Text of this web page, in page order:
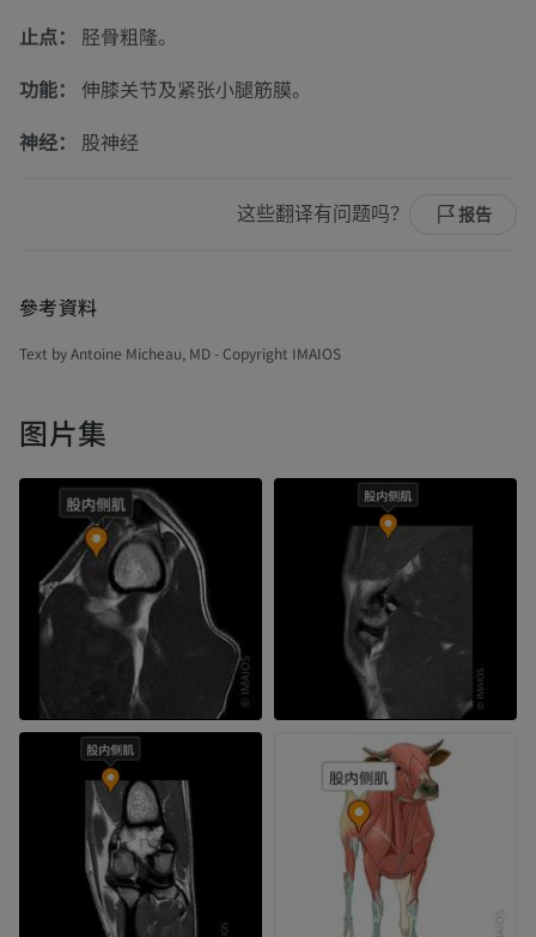
止点：
胫骨粗隆。
功能： 伸膝关节及紧张小腿筋膜。
神经：
股神经
这些翻译有问题吗？ 报告
參考資料
Text by Antoine Micheau, MD - Copyright IMAIOS
图片集